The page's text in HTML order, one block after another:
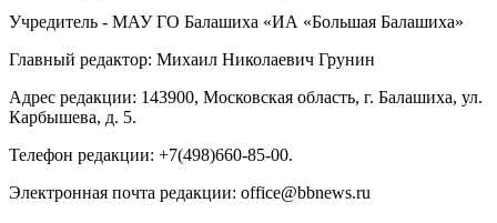
Учредитель - МАУ ГО Балашиха «ИА «Большая Балашиха»
Главный редактор: Михаил Николаевич Грунин
Адрес редакции: 143900, Московская область, г. Балашиха, ул.
Карбышева, д. 5.
Телефон редакции: +7(498)660-85-00.
Электронная почта редакции: office@bbnews.ru